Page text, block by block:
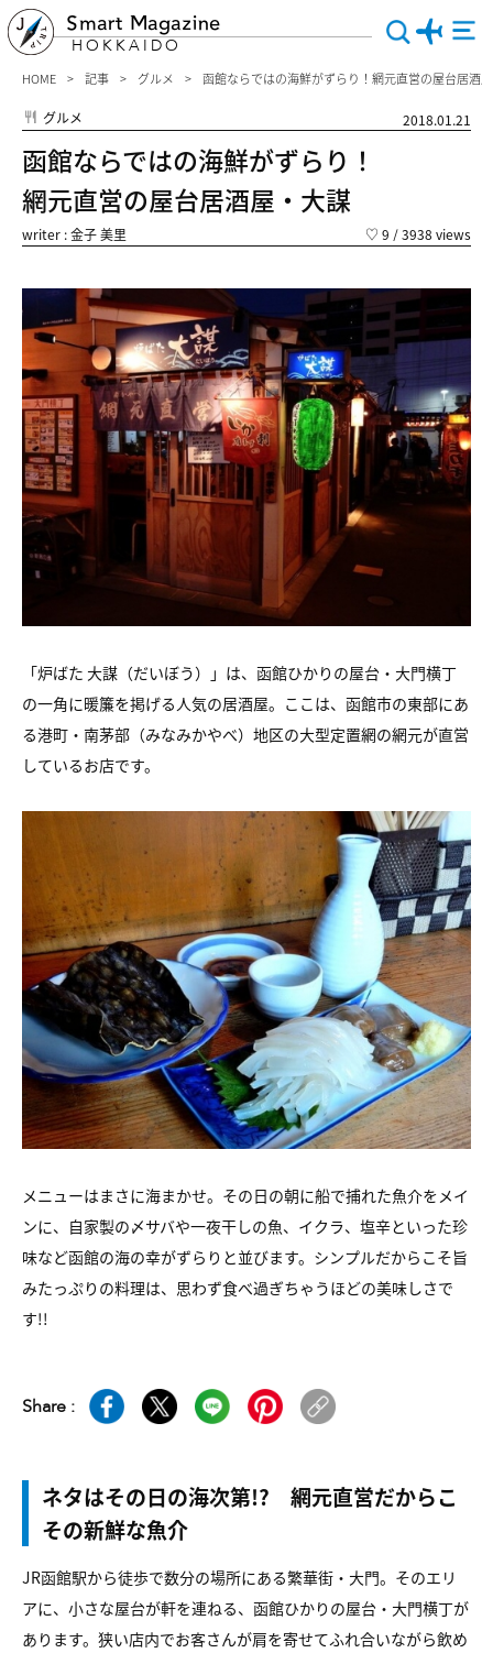
Smart Magazine
HOKKAIDO
HOME 記事 グルメ 函館ならではの海鮮がずらり！網元直営の屋台居酒
グルメ 2018.01.21
函館ならではの海鮮がずらり！
網元直営の屋台居酒屋・大謀
writer : 金子 美里 ♡ 9 / 3938 views
「炉ばた 大謀（だいぼう）」は、函館ひかりの屋台・大門横丁
の一角に暖簾を掲げる人気の居酒屋。ここは、函館市の東部にあ
る港町・南茅部（みなみかやべ）地区の大型定置網の網元が直営
しているお店です。
メニューはまさに海まかせ。その日の朝に船で捕れた魚介をメイ
ンに、自家製の〆サバや一夜干しの魚、イクラ、塩辛といった珍
味など函館の海の幸がずらりと並びます。シンプルだからこそ旨
みたっぷりの料理は、思わず食べ過ぎちゃうほどの美味しさで
す!!
Share :
ネタはその日の海次第!? 網元直営だからこ
その新鮮な魚介
JR函館駅から徒歩で数分の場所にある繁華街・大門。そのエリ
アに、小さな屋台が軒を連ねる、函館ひかりの屋台・大門横丁が
あります。狭い店内でお客さんが肩を寄せてふれ合いながら飲め